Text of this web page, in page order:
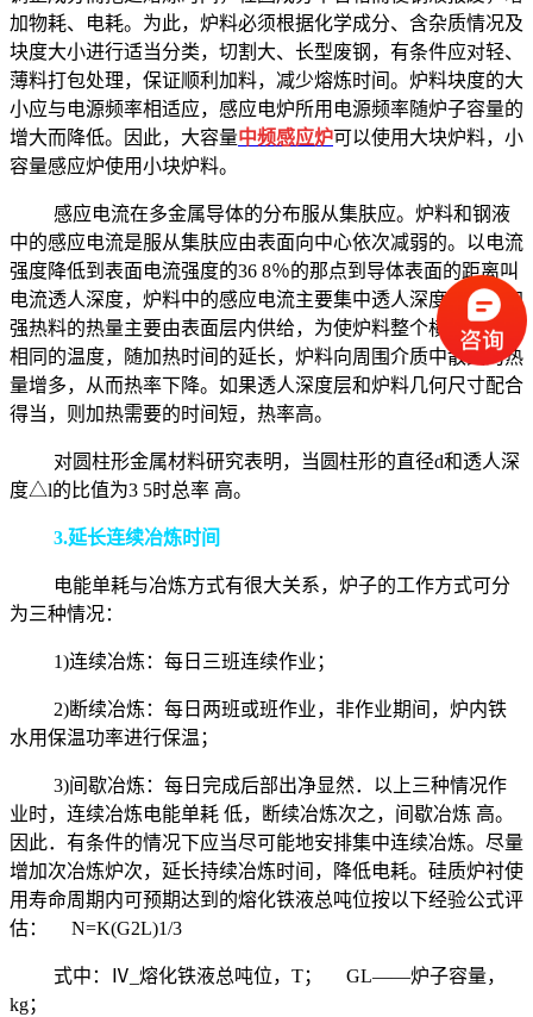
加物耗、电耗。为此，炉料必须根据化学成分、含杂质情况及
块度大小进行适当分类，切割大、长型废钢，有条件应对轻、
薄料打包处理，保证顺利加料，减少熔炼时间。炉料块度的大
小应与电源频率相适应，感应电炉所用电源频率随炉子容量的
增大而降低。因此，大容量中频感应炉可以使用大块炉料，小
容量感应炉使用小块炉料。
感应电流在多金属导体的分布服从集肤应。炉料和钢液
中的感应电流是服从集肤应由表面向中心依次减弱的。以电流
强度降低到表面电流强度的36 8％的那点到导体表面的距离叫
电流透人深度，炉料中的感应电流主要集中透人深度层内，加
强热料的热量主要由表面层内供给，为使炉料整个横断面得到
相同的温度，随加热时间的延长，炉料向周围介质中散失的热
量增多，从而热率下降。如果透人深度层和炉料几何尺寸配合
得当，则加热需要的时间短，热率高。
对圆柱形金属材料研究表明，当圆柱形的直径d和透人深
度△l的比值为3 5时总率 高。
3.延长连续冶炼时间
电能单耗与冶炼方式有很大关系，炉子的工作方式可分
为三种情况：
1)连续冶炼：每日三班连续作业；
2)断续冶炼：每日两班或班作业，非作业期间，炉内铁
水用保温功率进行保温；
3)间歇冶炼：每日完成后部出净显然．以上三种情况作
业时，连续冶炼电能单耗 低，断续冶炼次之，间歇冶炼 高。
因此．有条件的情况下应当尽可能地安排集中连续冶炼。尽量
增加次冶炼炉次，延长持续冶炼时间，降低电耗。硅质炉衬使
用寿命周期内可预期达到的熔化铁液总吨位按以下经验公式评
估：
N=K(G2L)1/3
式中：Ⅳ _熔化铁液总吨位，T； GL——炉子容量，
kg；